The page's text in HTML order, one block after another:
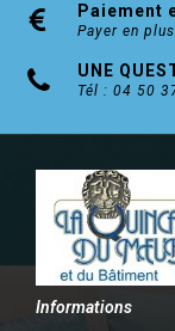
Paiement
Payer en
UNE
Tél : 04 50
Informations